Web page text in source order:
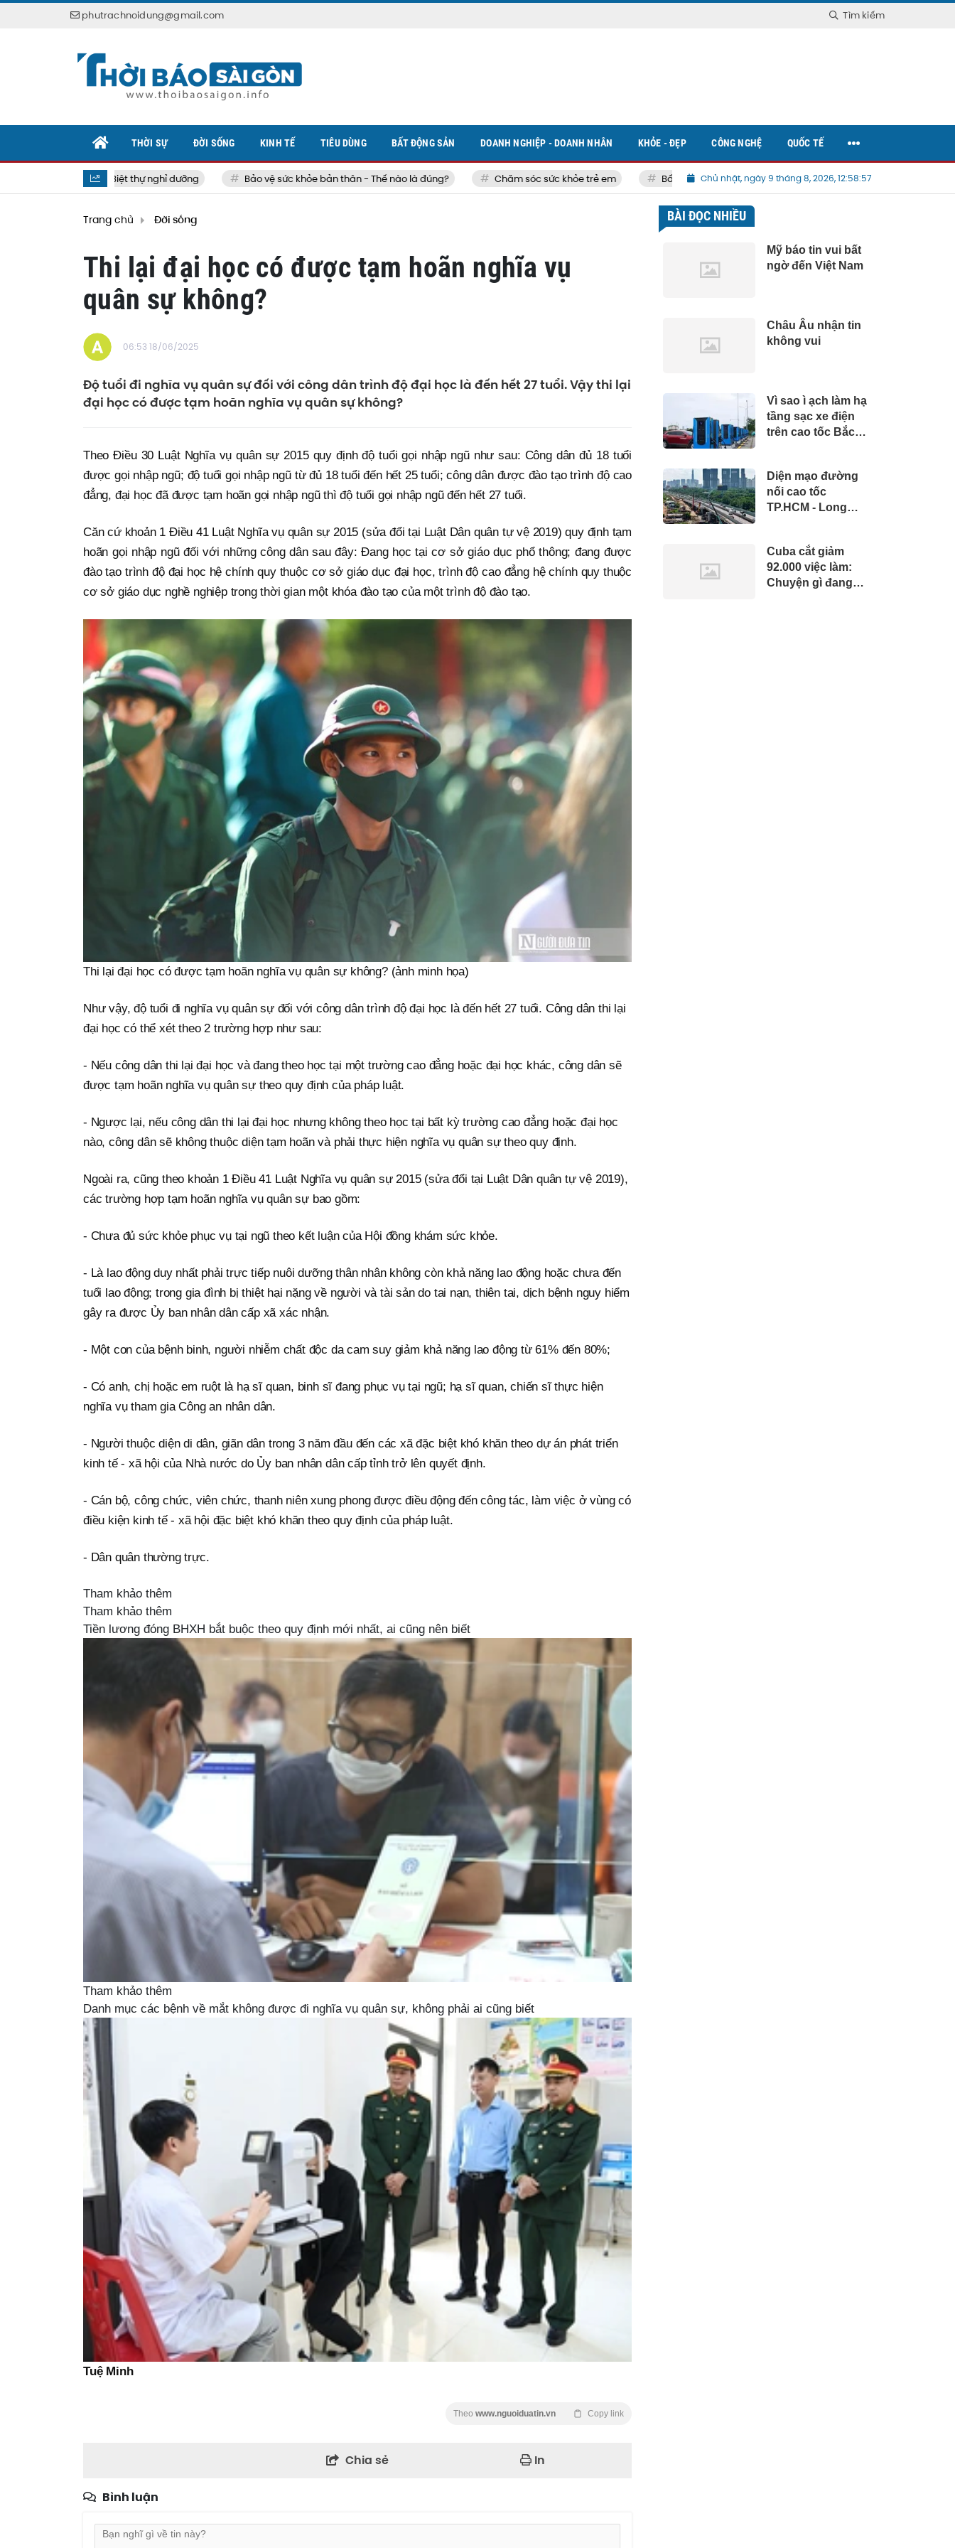
phutrachnoidung@gmail.com Tìm kiếm
Biệt thự nghỉ dưỡng Bảo vệ sức khỏe bản thân - Thế nào là đúng? Chăm sóc sức khỏe trẻ em Bất động sản Việt NamChủ nhật, ngày 9 tháng 8, 2026, 12:58:58
THỜI SỰ ĐỜI SỐNG KINH TẾ TIÊU DÙNG BẤT ĐỘNG SẢN DOANH NGHIỆP - DOANH NHÂN KHỎE - ĐẸP CÔNG NGHỆ QUỐC TẾ
Trang chủ Đời sống
Thi lại đại học có được tạm hoãn nghĩa vụ
quân sự không?
06:53 18/06/2025
Độ tuổi đi nghĩa vụ quân sự đối với công dân trình độ đại học là đến hết 27 tuổi. Vậy thi lại
đại học có được tạm hoãn nghĩa vụ quân sự không?
Theo Điều 30 Luật Nghĩa vụ quân sự 2015 quy định độ tuổi gọi nhập ngũ như sau: Công dân đủ 18 tuổi
được gọi nhập ngũ; độ tuổi gọi nhập ngũ từ đủ 18 tuổi đến hết 25 tuổi; công dân được đào tạo trình độ cao
đẳng, đại học đã được tạm hoãn gọi nhập ngũ thì độ tuổi gọi nhập ngũ đến hết 27 tuổi.
Căn cứ khoản 1 Điều 41 Luật Nghĩa vụ quân sự 2015 (sửa đổi tại Luật Dân quân tự vệ 2019) quy định tạm
hoãn gọi nhập ngũ đối với những công dân sau đây: Đang học tại cơ sở giáo dục phổ thông; đang được
đào tạo trình độ đại học hệ chính quy thuộc cơ sở giáo dục đại học, trình độ cao đẳng hệ chính quy thuộc
cơ sở giáo dục nghề nghiệp trong thời gian một khóa đào tạo của một trình độ đào tạo.
Thi lại đại học có được tạm hoãn nghĩa vụ quân sự không? (ảnh minh họa)
Như vậy, độ tuổi đi nghĩa vụ quân sự đối với công dân trình độ đại học là đến hết 27 tuổi. Công dân thi lại
đại học có thể xét theo 2 trường hợp như sau:
- Nếu công dân thi lại đại học và đang theo học tại một trường cao đẳng hoặc đại học khác, công dân sẽ
được tạm hoãn nghĩa vụ quân sự theo quy định của pháp luật.
- Ngược lại, nếu công dân thi lại đại học nhưng không theo học tại bất kỳ trường cao đẳng hoặc đại học
nào, công dân sẽ không thuộc diện tạm hoãn và phải thực hiện nghĩa vụ quân sự theo quy định.
Ngoài ra, cũng theo khoản 1 Điều 41 Luật Nghĩa vụ quân sự 2015 (sửa đổi tại Luật Dân quân tự vệ 2019),
các trường hợp tạm hoãn nghĩa vụ quân sự bao gồm:
- Chưa đủ sức khỏe phục vụ tại ngũ theo kết luận của Hội đồng khám sức khỏe.
- Là lao động duy nhất phải trực tiếp nuôi dưỡng thân nhân không còn khả năng lao động hoặc chưa đến
tuổi lao động; trong gia đình bị thiệt hại nặng về người và tài sản do tai nạn, thiên tai, dịch bệnh nguy hiểm
gây ra được Ủy ban nhân dân cấp xã xác nhận.
- Một con của bệnh binh, người nhiễm chất độc da cam suy giảm khả năng lao động từ 61% đến 80%;
- Có anh, chị hoặc em ruột là hạ sĩ quan, binh sĩ đang phục vụ tại ngũ; hạ sĩ quan, chiến sĩ thực hiện
nghĩa vụ tham gia Công an nhân dân.
- Người thuộc diện di dân, giãn dân trong 3 năm đầu đến các xã đặc biệt khó khăn theo dự án phát triển
kinh tế - xã hội của Nhà nước do Ủy ban nhân dân cấp tỉnh trở lên quyết định.
- Cán bộ, công chức, viên chức, thanh niên xung phong được điều động đến công tác, làm việc ở vùng có
điều kiện kinh tế - xã hội đặc biệt khó khăn theo quy định của pháp luật.
- Dân quân thường trực.
Tham khảo thêm
Tham khảo thêm
Tiền lương đóng BHXH bắt buộc theo quy định mới nhất, ai cũng nên biết
Tham khảo thêm
Danh mục các bệnh về mắt không được đi nghĩa vụ quân sự, không phải ai cũng biết
Tuệ Minh
Theo www.nguoiduatin.vn Copy link
Chia sẻ In
Bình luận
BÀI ĐỌC NHIỀU
Mỹ báo tin vui bất
ngờ đến Việt Nam
Châu Âu nhận tin
không vui
Vì sao ì ạch làm hạ
tầng sạc xe điện
trên cao tốc Bắc -
Diện mạo đường
nối cao tốc
TP.HCM - Long
Cuba cắt giảm
92.000 việc làm:
Chuyện gì đang